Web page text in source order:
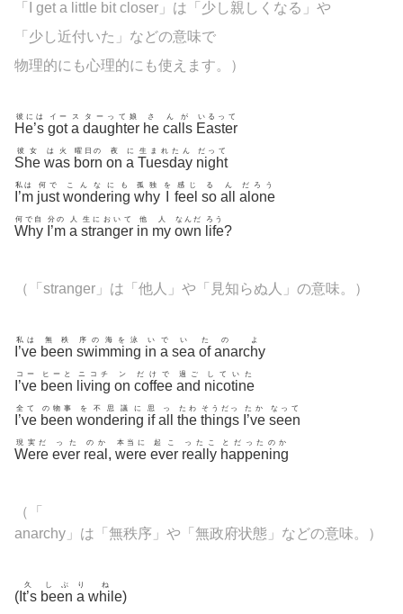
「I get a little bit closer」は「少し親しくなる」や
「少し近付いた」などの意味で
物理的にも心理的にも使えます。）
He’s
彼には
got
イー
a
ス
daughter
ターって娘
he
さ
calls
んが
Easter
いるって
She
彼女
was
は火
born
曜日の
on
夜
a
に
Tuesday
生まれたん
night
だって
I’m
私は
just
何で
wondering
こんなにも
why
孤独 を
feel
感じ
so
る
all
ん
alone
だろう
Why
何で自
I’m
分の
a
人
stranger
生において
in
他
my
人
own
なんだ
life
ろう
?
（「 stranger」は「他人」や「見知らぬ人」の意味。 ）
I’ve
私は
been
無秩
swimming
序の海を泳
in
い
a
で
sea
い
of
た
anarchy
のよ
I’ve
コー
been
ヒーと
living
ニコチ
on
ン
coffee
だけで
and
過ご
nicotine
していた
I’ve
全て
been
の物事
wondering
を不思議に
if
思
all
っ
the
たわ
things
そうだっ
I’ve
たか
seen
なって
Were
現実だ
ever
った
real
のか
, were
本当に
ever
起こ
really
ったこ
happening
とだったのか
（「
anarchy」は「無秩序」や「無政府状態」などの意味。
）
( It’s
久
been
しぶ
a
り
while
ね
)